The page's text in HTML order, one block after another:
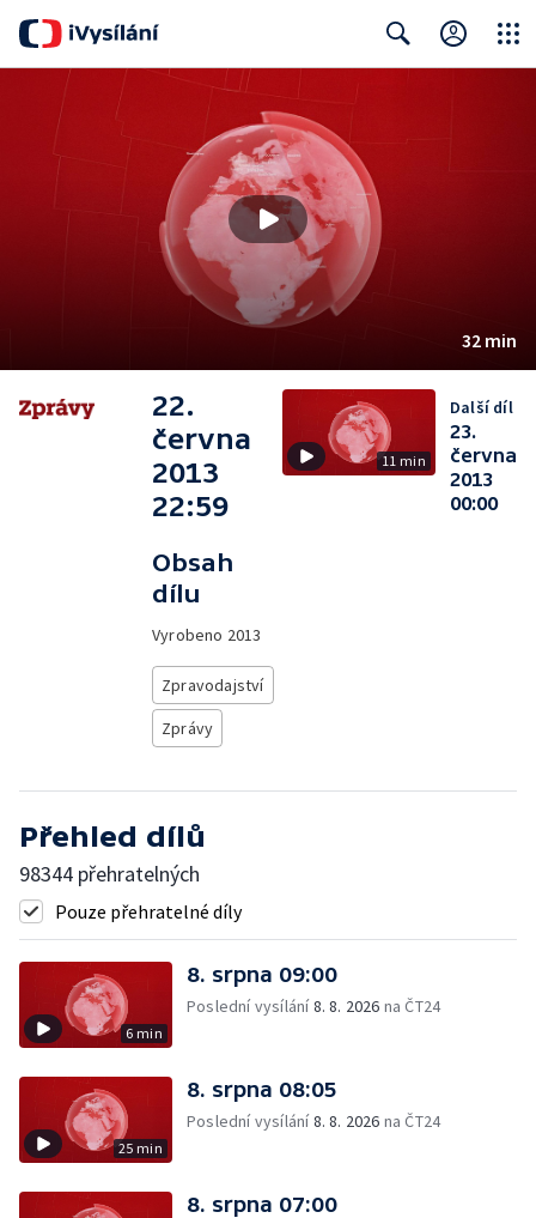
32 min
22.
června
2013
22:59
Obsah
dílu
Vyrobeno 2013
Zpravodajství
Zprávy
11 min
Další díl
23.
června
2013
00:00
Přehled dílů
98344 přehratelných
Pouze přehratelné díly
6 min
8. srpna 09:00
Poslední vysílání8. 8. 2026 na ČT24
25 min
8. srpna 08:05
Poslední vysílání8. 8. 2026 na ČT24
8. srpna 07:00